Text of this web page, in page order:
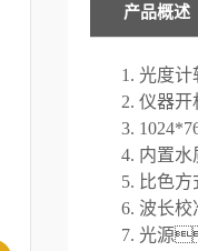
产品概述
1. 光度
2. 仪器开
3.
4. 内置水
5. 比色
6. 波长
7. 光源